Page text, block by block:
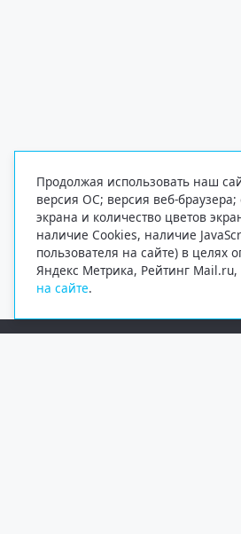
Продолжая использовать наш
версия ОС; версия веб-
экрана и количество цветов
наличие Cookies, наличие
пользователя на сайте) в целях
Яндекс Метрика, Рейтинг Mail.ru,
на сайте.